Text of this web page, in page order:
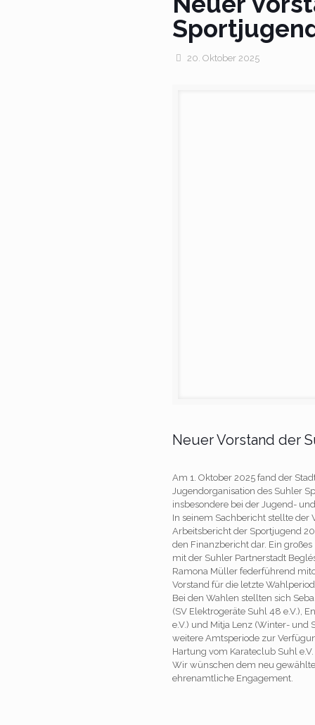
20. Oktober 2025
Neuer Vorstand der
Am 1. Oktober 2025 fand der
Jugendorganisation des Suhler
insbesondere bei der Jugend-
In seinem Sachbericht stellte der
Arbeitsbericht der Sportjugend
den Finanzbericht dar. Ein
mit der Suhler Partnerstadt
Ramona Müller federführend
Vorstand für die letzte
Bei den Wahlen stellten sich
(SV Elektrogeräte Suhl 48 e.V.),
e.V.) und Mitja Lenz (Winter- und
weitere Amtsperiode zur
Hartung vom Karateclub Suhl
Wir wünschen dem neu
ehrenamtliche Engagement.